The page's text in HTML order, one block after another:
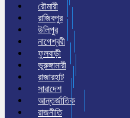
রৌমারী
রাজিবপুর
উলিপুর
নাগেশ্বরী
ফুলবাড়ী
ভুরুঙ্গামারী
রাজারহাট
সারাদেশ
আন্তর্জাতিক
রাজনীতি